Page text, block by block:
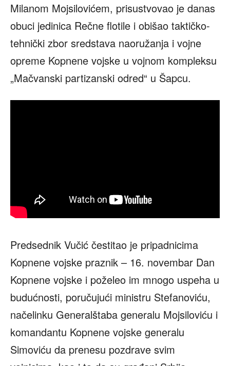
Milanom Mojsilovićem, prisustvovao je danas
obuci jedinica Rečne flotile i obišao taktičko-
tehnički zbor sredstava naoružanja i vojne
opreme Kopnene vojske u vojnom kompleksu
„Mačvanski partizanski odred“ u Šapcu.
Predsednik Vučić čestitao je pripadnicima
Kopnene vojske praznik – 16. novembar Dan
Kopnene vojske i poželeo im mnogo uspeha u
budućnosti, poručujući ministru Stefanoviću,
načelinku Generalštaba generalu Mojsiloviću i
komandantu Kopnene vojske generalu
Simoviću da prenesu pozdrave svim